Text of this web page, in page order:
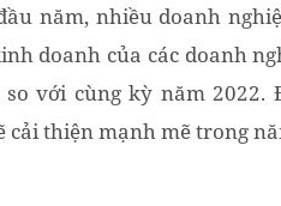
năm, nhiều doanh
doanh của các doanh
với cùng kỳ năm 2022.
cải thiện mạnh mẽ trong